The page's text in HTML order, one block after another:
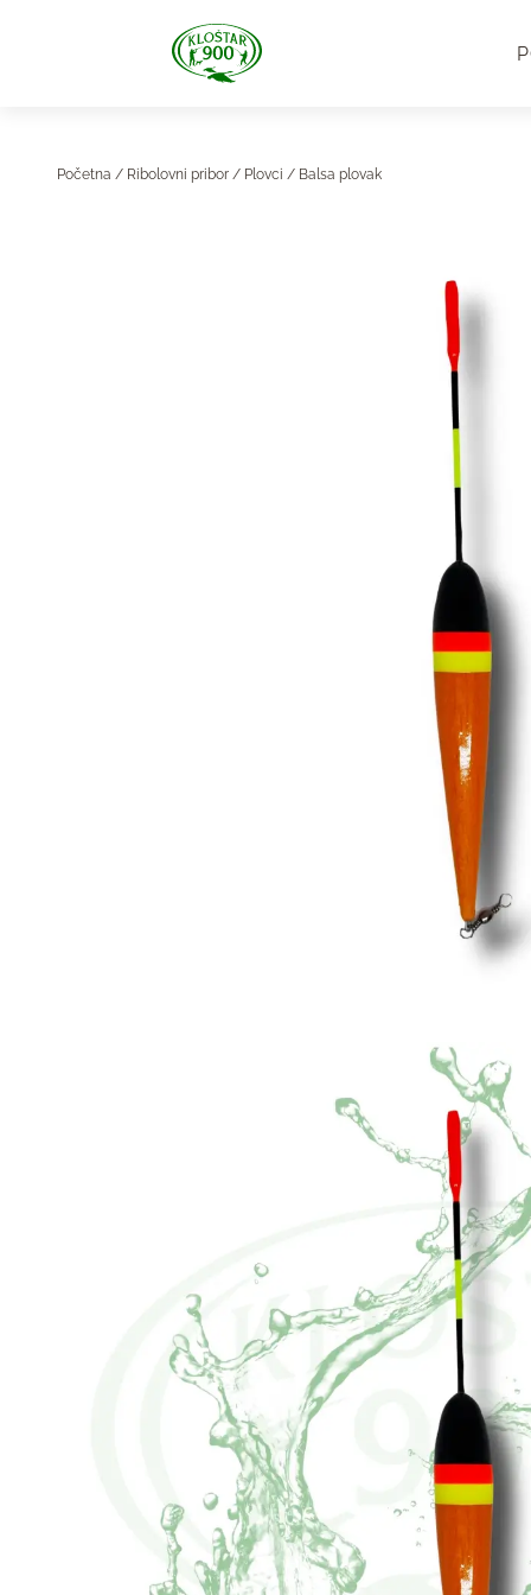
Početna / Ribolovni pribor / Plovci / Balsa plovak